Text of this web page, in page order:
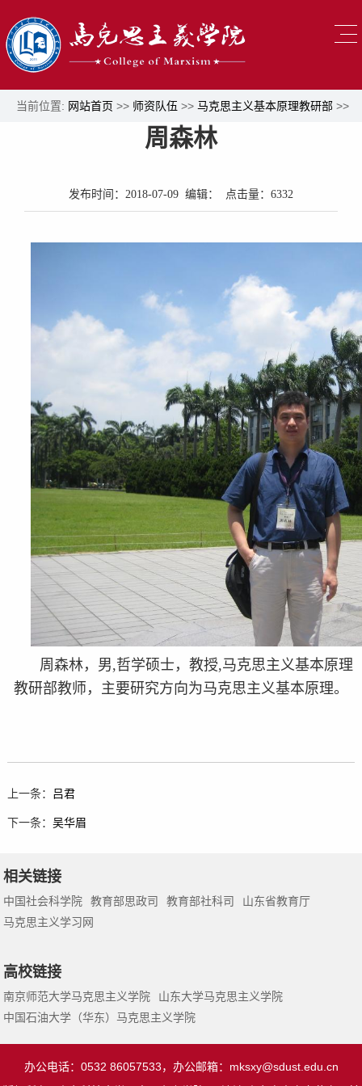
当前位置: 网站首页 >> 师资队伍 >> 马克思主义基本原理教研部 >>
周森林
发布时间：2018-07-09 编辑： 点击量： 6332
周森林，男,哲学硕士，教授,马克思主义基本原理
教研部教师，主要研究方向为马克思主义基本原理。
上一条： 吕君
下一条： 吴华眉
相关链接
中国社会科学院 教育部思政司 教育部社科司
山东省教育厅
马克思主义学习网
高校链接
南京师范大学马克思主义学院
山东大学马克思主义学院
中国石油大学（华东）马克思主义学院
办公电话：0532 86057533，办公邮箱： mksxy@sdust.edu.cn